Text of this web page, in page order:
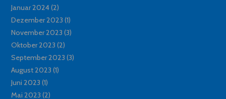
Januar 2024(2)
Dezember 2023 (1)
November 2023 (3)
Oktober 2023 (2)
September 2023 (3)
August 2023 (1)
Juni 2023 (1)
Mai 2023 (2)